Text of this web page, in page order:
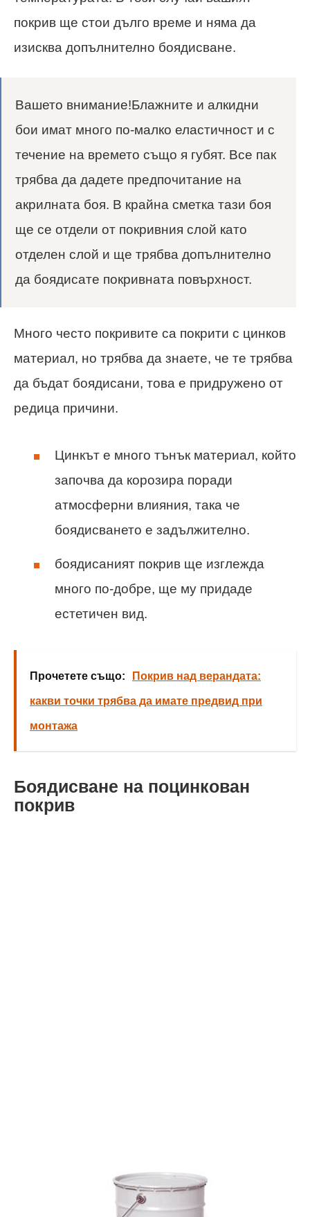
покрив ще стои дълго време и няма да
изисква допълнително боядисване.
Вашето внимание!Блажните и алкидни
бои имат много по-малко еластичност и с
течение на времето също я губят. Все пак
трябва да дадете предпочитание на
акрилната боя. В крайна сметка тази боя
ще се отдели от покривния слой като
отделен слой и ще трябва допълнително
да боядисате покривната повърхност.
Много често покривите са покрити с цинков
материал, но трябва да знаете, че те трябва
да бъдат боядисани, това е придружено от
редица причини.
Цинкът е много тънък материал, който
започва да корозира поради
атмосферни влияния, така че
боядисването е задължително.
боядисаният покрив ще изглежда
много по-добре, ще му придаде
естетичен вид.
Прочетете също: Покрив над верандата:
какви точки трябва да имате предвид при
монтажа
Боядисване на поцинкован
покрив